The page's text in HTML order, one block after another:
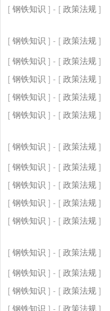
[ 钢铁知识 ] - [ 政策法规 ]
[ 钢铁知识 ] - [ 政策法规 ]
[ 钢铁知识 ] - [ 政策法规 ]
[ 钢铁知识 ] - [ 政策法规 ]
[ 钢铁知识 ] - [ 政策法规 ]
[ 钢铁知识 ] - [ 政策法规 ]
[ 钢铁知识 ] - [ 政策法规 ]
[ 钢铁知识 ] - [ 政策法规 ]
[ 钢铁知识 ] - [ 政策法规 ]
[ 钢铁知识 ] - [ 政策法规 ]
[ 钢铁知识 ] - [ 政策法规 ]
[ 钢铁知识 ] - [ 政策法规 ]
[ 钢铁知识 ] - [ 政策法规 ]
[ 钢铁知识 ] - [ 政策法规 ]
[ 钢铁知识 ] - [ 政策法规 ]